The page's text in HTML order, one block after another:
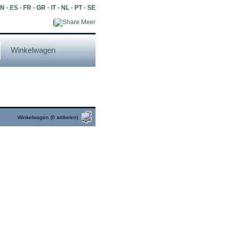
- ES - FR - GR - IT- NL - PT- SE
Meer
Winkelwagen
Winkelwagen (0 artikelen)